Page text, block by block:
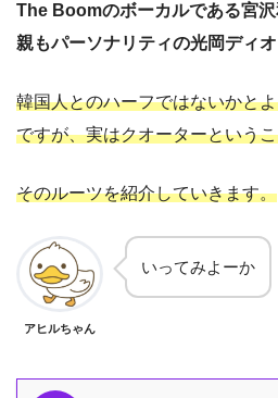
The Boomのボーカルである宮
親もパーソナリティの光岡ディオ
韓国人とのハーフではないかと
ですが、実はクオーターという
そのルーツを紹介していきます。
アヒルちゃん
いってみよーか